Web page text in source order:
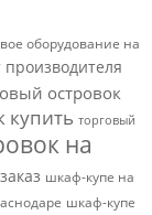
оборудование на
производителя
островок
купить торговый
на
шкаф-купе на
шкаф-купе